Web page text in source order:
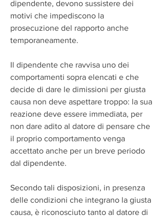
dipendente, devono sussistere dei
motivi che impediscono la
prosecuzione del rapporto anche
temporaneamente.
Il dipendente che ravvisa uno dei
comportamenti sopra elencati e che
decide di dare le dimissioni per giusta
causa non deve aspettare troppo: la sua
reazione deve essere immediata, per
non dare adito al datore di pensare che
il proprio comportamento venga
accettato anche per un breve periodo
dal dipendente.
Secondo tali disposizioni, in presenza
delle condizioni che integrano la giusta
causa, è riconosciuto tanto al datore di